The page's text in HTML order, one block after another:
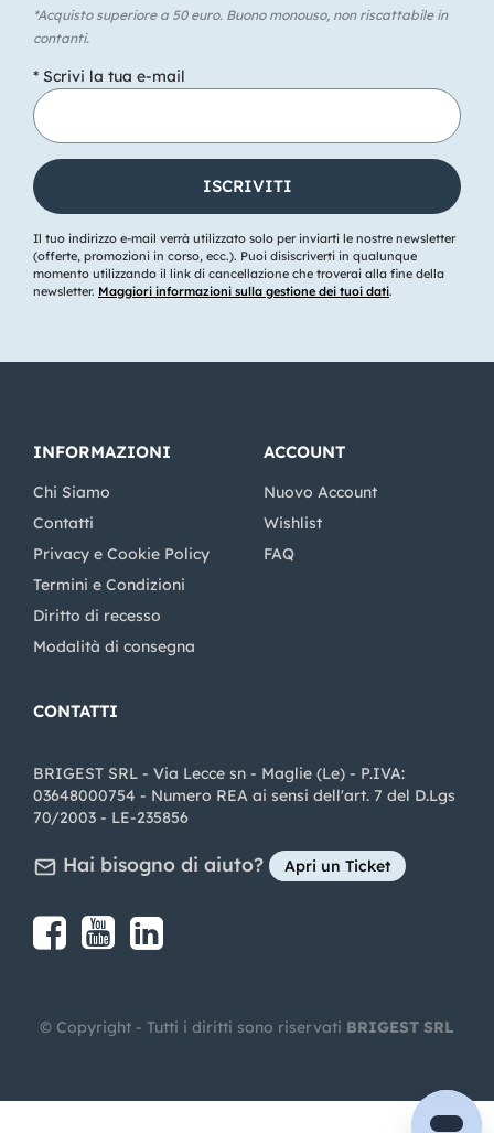
*Acquisto superiore a 50 euro. Buono monouso, non riscattabile in
contanti.
* Scrivi la tua e-mail
Il tuo indirizzo e-mail verrà utilizzato solo per inviarti le nostre newsletter
(offerte, promozioni in corso, ecc.). Puoi disiscriverti in qualunque
momento utilizzando il link di cancellazione che troverai alla fine della
newsletter. Maggiori informazioni sulla gestione dei tuoi dati.
INFORMAZIONI
Chi Siamo
Contatti
Privacy e Cookie Policy
Termini e Condizioni
Diritto di recesso
Modalità di consegna
ACCOUNT
Nuovo Account
Wishlist
FAQ
CONTATTI
BRIGEST SRL - Via Lecce sn - Maglie (Le) - P.IVA:
03648000754 - Numero REA ai sensi dell'art. 7 del D.Lgs
70/2003 - LE-235856
Hai bisogno di aiuto? Apri un Ticket
Share on Facebook
Share on youtube
© Copyright - Tutti i diritti sono riservati BRIGEST SRL